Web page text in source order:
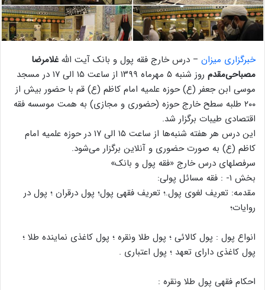
خبرگزاری میزان – درس خارج فقه پول و بانک آیت‌ الله غلامرضا
مصباحی‌مقدم
روز شنبه ۵ مهرماه ۱۳۹۹ از ساعت ۱۵ الی ۱۷ در مسجد
موسی ابن جعفر (ع) حوزه علمیه امام کاظم (ع) قم با حضور بیش از
۲۰۰ طلبه سطح خارج حوزه (حضوری و مجازی) به همت موسسه فقه
اقتصادی طیبات برگزار شد.
این درس هر هفته شنبه‌ها از ساعت ۱۵ الی ۱۷ در حوزه علمیه امام
کاظم (ع) به صورت حضوری و آنلاین برگزار می‌شود.
سرفصلهای درس خارج «فقه پول و بانک»
بخش ١- : فقه مسائل پولى:
مقدمه: تعریف لغوى پول.؛ تعریف فقهى پول؛ پول درقران ؛ پول در
روایات؛
انواع پول : پول کالائى ؛ پول طلا ونقره ؛ پول کاغذى نماینده طلا ؛
پول کاغذى داراى تعهد ؛ پول اعتبارى .
احکام فقهى پول طلا ونقره :